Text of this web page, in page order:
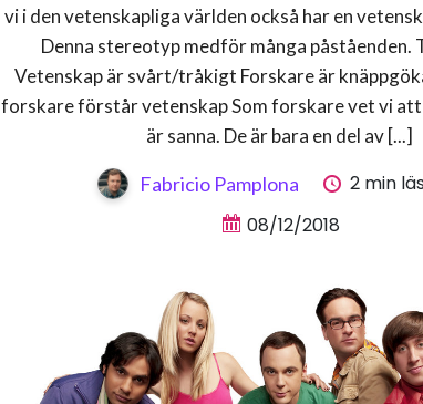
vi i den vetenskapliga världen också har en
Denna stereotyp medför många påståenden.
Vetenskap är svårt/tråkigt Forskare är
forskare förstår vetenskap Som forskare vet vi
är sanna. De är bara en del av [...]
Fabricio Pamplona
2 min
08/12/2018